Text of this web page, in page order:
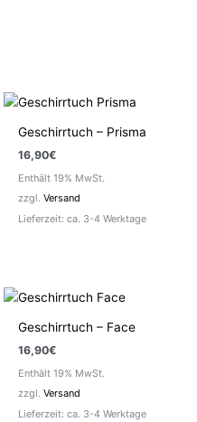
Geschirrtuch – Prisma
16,90€
Enthält 19% MwSt.
zzgl.Versand
Lieferzeit: ca. 3-4 Werktage
Geschirrtuch – Face
16,90€
Enthält 19% MwSt.
zzgl.Versand
Lieferzeit: ca. 3-4 Werktage